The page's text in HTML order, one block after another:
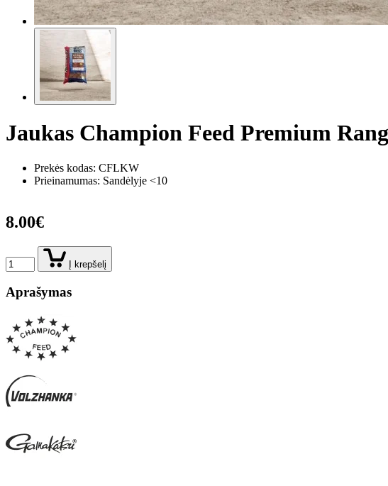
Jaukas Champion Feed Premium
Prekės kodas: CFLKW
Prieinamumas: Sandėlyje <10
8.00€
Į krepšelį
Aprašymas